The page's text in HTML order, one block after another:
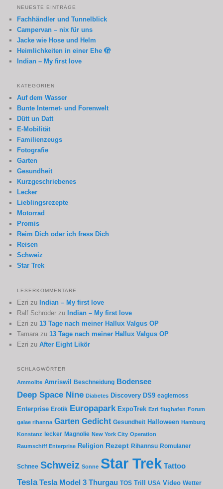
NEUESTE EINTRÄGE
Fachhändler und Tunnelblick
Campervan – nix für uns
Jacke wie Hose und Helm
Heimlichkeiten in einer Ehe 🫣
Indian – My first love
KATEGORIEN
Auf dem Wasser
Bunte Internet- und Forenwelt
Dütt un Datt
E-Mobilität
Familienzeugs
Fotografie
Garten
Gesundheit
Kurzgeschriebenes
Lecker
Lieblingsrezepte
Motorrad
Promis
Reim Dich oder ich fress Dich
Reisen
Schweiz
Star Trek
LESERKOMMENTARE
Ezri zu Indian – My first love
Ralf Schröder zu Indian – My first love
Ezri zu 13 Tage nach meiner Hallux Valgus OP
Tamara zu 13 Tage nach meiner Hallux Valgus OP
Ezri zuAfter Eight Likör
SCHLAGWÖRTER
Ammolite Amriswil Beschneidung Bodensee
Deep Space Nine Diabetes Discovery DS9 eaglemoss
Enterprise Erotik Europapark ExpoTrek Ezri flughafen Forum
galae rihanna Garten Gedicht Gesundheit Halloween Hamburg
Konstanz
lecker Magnolie New York City Operation
Raumschiff Enterprise Religion Rezept Rihannsu Romulaner
Schnee Schweiz Sonne Star Trek Tattoo
Tesla Tesla Model 3 Thurgau TOS Trill USA Video Wetter